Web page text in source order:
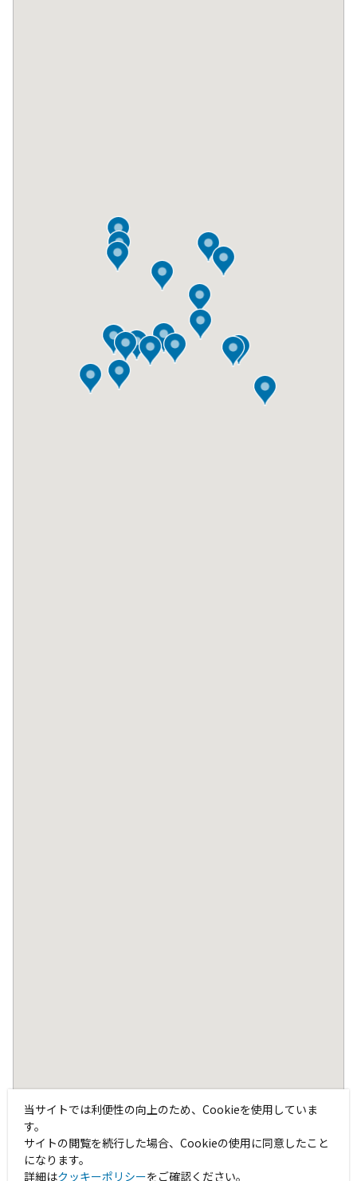
当サイトでは利便性の向上のため、Cookieを使用していま
す。
サイトの閲覧を続行した場合、Cookieの使用に同意したこと
になります。
詳細はクッキーポリシーをご確認ください。